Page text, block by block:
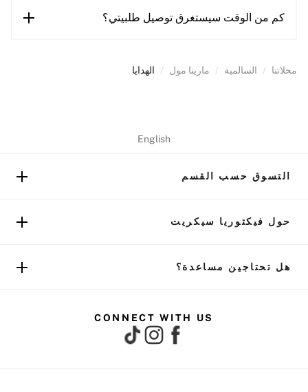
كم من الوقت سيستغرق توصيل طلبيتي؟
محلاتنا / السالمية / مارينا مول / الهدايا
English
التسوق حسب القسم
حول فيكتوريا سيكريت
هل تحتاجين مساعدة؟
CONNECT WITH US